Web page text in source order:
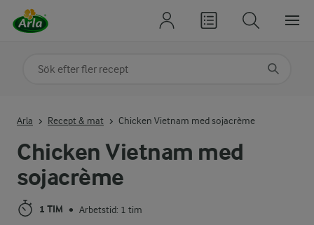
Chicken Vietnam med
sojacrème
1 TIM • Arbetstid: 1 tim
Arla Recept & mat Chicken Vietnam med sojacrème
Sök på kategori eller ingrediens